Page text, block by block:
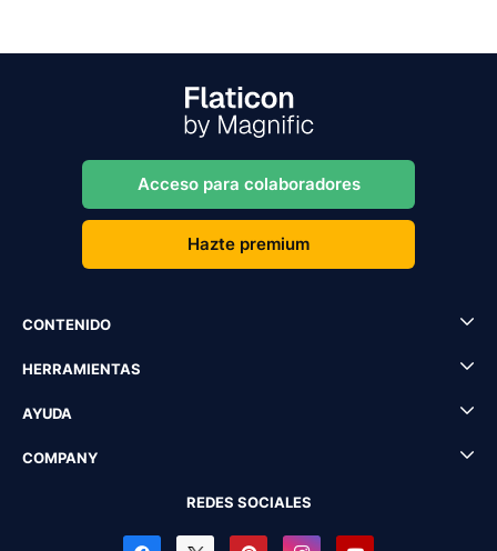
Acceso para colaboradores
Hazte premium
CONTENIDO
HERRAMIENTAS
AYUDA
COMPANY
REDES SOCIALES